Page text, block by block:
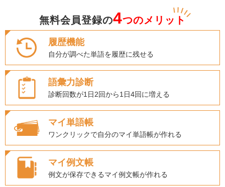
無料会員登録の4つのメリット
履歴機能
自分が調べた単語を履歴に残せる
語彙力診断
診断回数が1日2回から1日4回に増える
マイ単語帳
ワンクリックで自分のマイ単語帳が作れる
マイ例文帳
例文が保存できるマイ例文帳が作れる